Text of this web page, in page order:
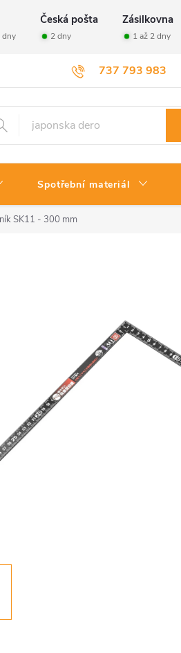
Česká pošta Zásilkovna
dny 2 dny 1 až 2 dny
737 793 983
Velkoobchod Vrácení zboží
Spotřební materiál
SK11 - 300 mm